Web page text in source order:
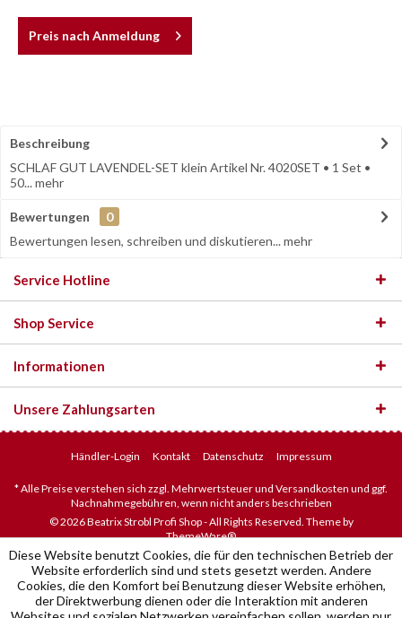
Preis nach Anmeldung
Beschreibung
SCHLAF GUT LAVENDEL-SET klein Artikel Nr. 4020SET • 1 Set •
50...mehr
Bewertungen
0
Bewertungen lesen, schreiben und diskutieren...mehr
Service Hotline
Shop Service
Informationen
Unsere Zahlungsarten
Händler-Login Kontakt Datenschutz Impressum
* Alle Preise verstehen sich zzgl. Mehrwertsteuer und Versandkosten und ggf.
Nachnahmegebühren, wenn nicht anders beschrieben
© 2026 Beatrix Strobl Profi Shop - All Rights Reserved. Theme by
ThemeWare®
Diese Website benutzt Cookies, die für den technischen Betrieb der
Website erforderlich sind und stets gesetzt werden. Andere
Cookies, die den Komfort bei Benutzung dieser Website erhöhen,
der Direktwerbung dienen oder die Interaktion mit anderen